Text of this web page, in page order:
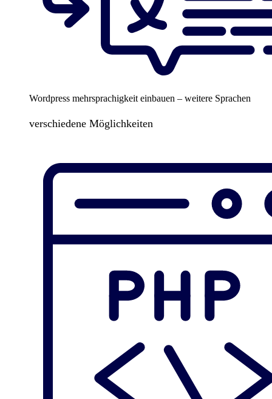
Wordpress mehrsprachigkeit einbauen – weitere Sprachen
verschiedene Möglichkeiten